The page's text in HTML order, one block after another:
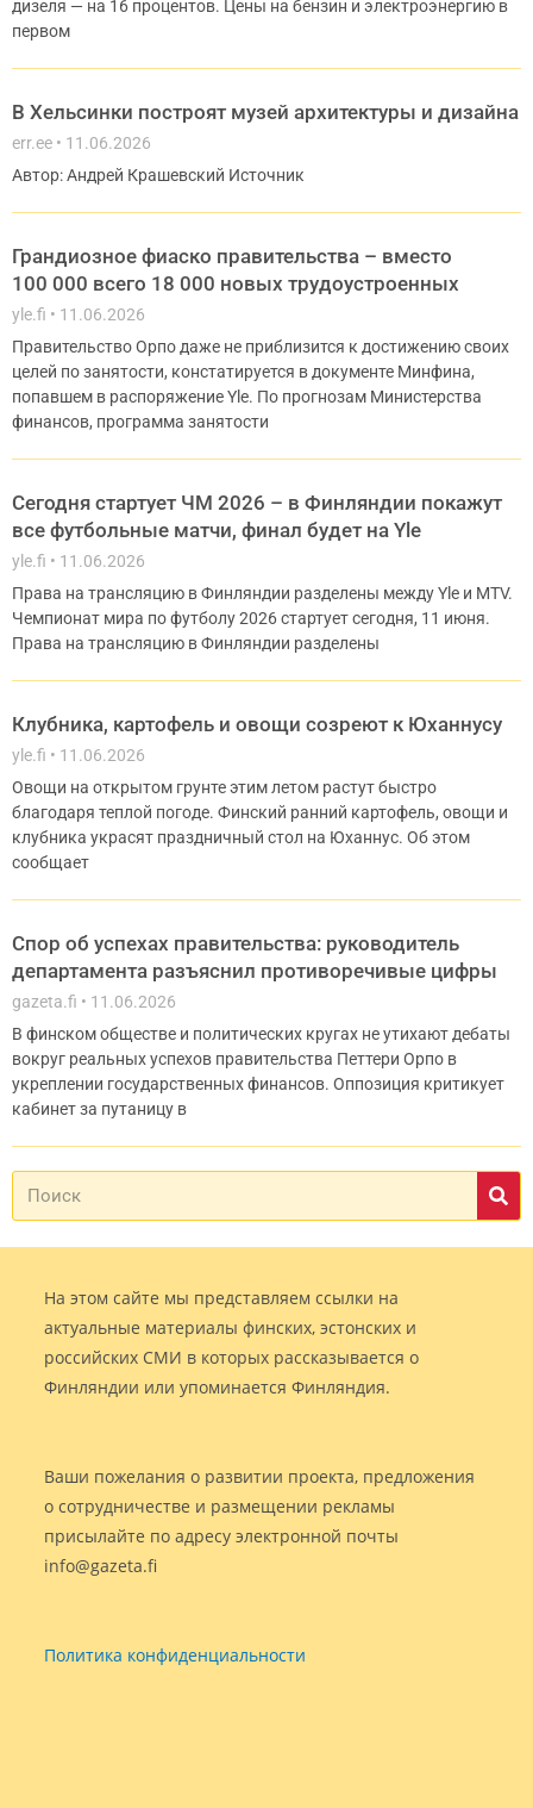
дизеля — на 16 процентов. Цены на бензин и электроэнергию в
первом
В Хельсинки построят музей архитектуры и дизайна
err.ee
11.06.2026
Автор: Андрей Крашевский Источник
Грандиозное фиаско правительства – вместо
100 000 всего 18 000 новых трудоустроенных
yle.fi
11.06.2026
Правительство Орпо даже не приблизится к достижению своих
целей по занятости, констатируется в документе Минфина,
попавшем в распоряжение Yle. По прогнозам Министерства
финансов, программа занятости
Сегодня стартует ЧМ 2026 – в Финляндии покажут
все футбольные матчи, финал будет на Yle
yle.fi
11.06.2026
Права на трансляцию в Финляндии разделены между Yle и MTV.
Чемпионат мира по футболу 2026 стартует сегодня, 11 июня.
Права на трансляцию в Финляндии разделены
Клубника, картофель и овощи созреют к Юханнусу
yle.fi
11.06.2026
Овощи на открытом грунте этим летом растут быстро
благодаря теплой погоде. Финский ранний картофель, овощи и
клубника украсят праздничный стол на Юханнус. Об этом
сообщает
Cпор об успехах правительства: руководитель
департамента разъяснил противоречивые цифры
gazeta.fi
11.06.2026
В финском обществе и политических кругах не утихают дебаты
вокруг реальных успехов правительства Петтери Орпо в
укреплении государственных финансов. Оппозиция критикует
кабинет за путаницу в
На этом сайте мы представляем ссылки на
актуальные материалы финских, эстонских и
российских СМИ в которых рассказывается о
Финляндии или упоминается Финляндия.
Ваши пожелания о развитии проекта, предложения
о сотрудничестве и размещении рекламы
присылайте по адресу электронной почты
info@gazeta.fi
Политика конфиденциальности